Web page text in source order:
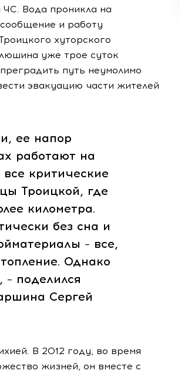
Вода проникла на
и работу
хуторского
уже трое суток
путь неумолимо
эвакуацию части жителей
ее напор
работают на
критические
Троицкой, где
километра.
без сна и
– все,
Однако
поделился
Сергей
В 2012 году, во время
жизней, он вместе с